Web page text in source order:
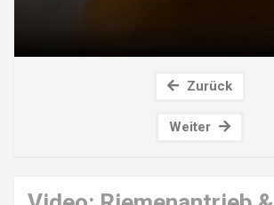
Zurück
Weiter